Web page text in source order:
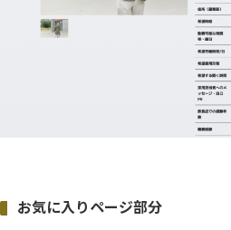
お気に入りページ部分